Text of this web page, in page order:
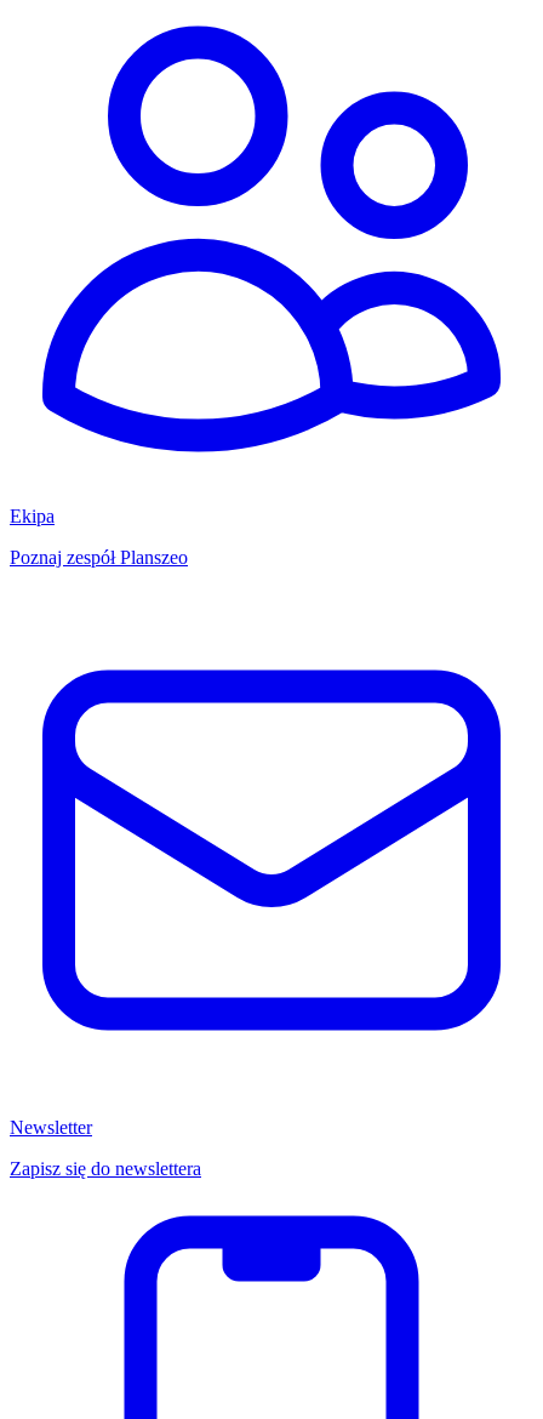
Ekipa
Poznaj zespół Planszeo
Newsletter
Zapisz się do newslettera